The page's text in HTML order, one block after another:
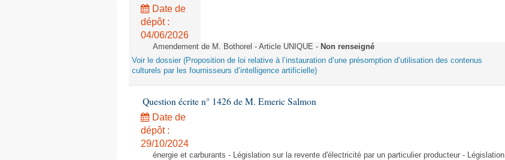
Date de
dépôt :
04/06/2026
Amendement de M. Bothorel - Article UNIQUE - Non renseigné
Voir le dossier (Proposition de loi relative à l’instauration d’une présomption d’utilisation des contenus
culturels par les fournisseurs d’intelligence artificielle)
Question écrite n° 1426 de M. Emeric Salmon
Date de
dépôt :
29/10/2024
énergie et carburants - Législation sur la revente d'électricité par un particulier producteur - Législation